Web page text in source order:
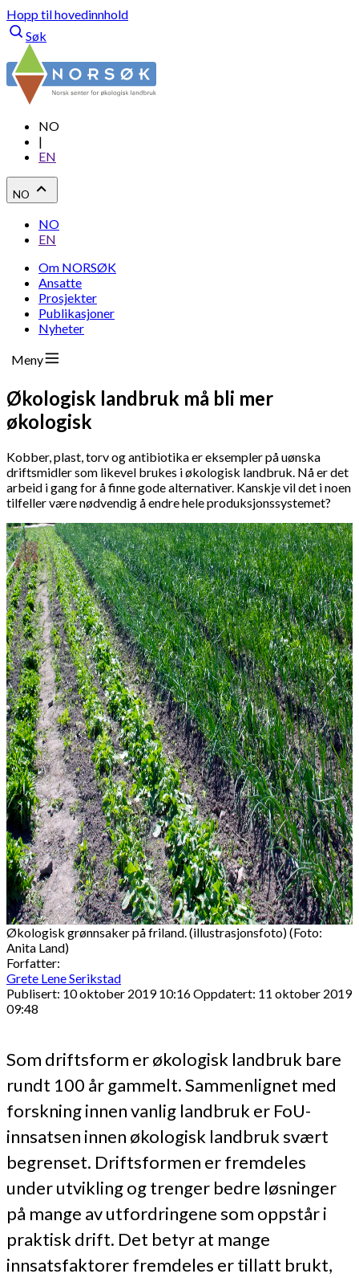
Hopp til hovedinnhold
Søk
NO
|
EN
NO
NO
EN
Om NORSØK
Ansatte
Prosjekter
Publikasjoner
Nyheter
Meny
Økologisk landbruk må bli mer
økologisk
Kobber, plast, torv og antibiotika er eksempler på uønska
driftsmidler som likevel brukes i økologisk landbruk. Nå er det
arbeid i gang for å finne gode alternativer. Kanskje vil det i noen
tilfeller være nødvendig å endre hele produksjonssystemet?
Økologisk grønnsaker på friland. (illustrasjonsfoto) (Foto:
Anita Land)
Forfatter:
Grete Lene Serikstad
Publisert: 10 oktober 2019 10:16Oppdatert: 11 oktober 2019
09:48
Som driftsform er økologisk landbruk bare
rundt 100 år gammelt. Sammenlignet med
forskning innen vanlig landbruk er FoU-
innsatsen innen økologisk landbruk svært
begrenset. Driftsformen er fremdeles
under utvikling og trenger bedre løsninger
på mange av utfordringene som oppstår i
praktisk drift. Det betyr at mange
innsatsfaktorer fremdeles er tillatt brukt,